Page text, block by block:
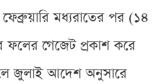
মধ্যরাতের পর (১৪
ফলের গেজেট প্রকাশ করে
জুলাই আদেশ অনুসারে